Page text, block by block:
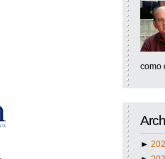
como
►